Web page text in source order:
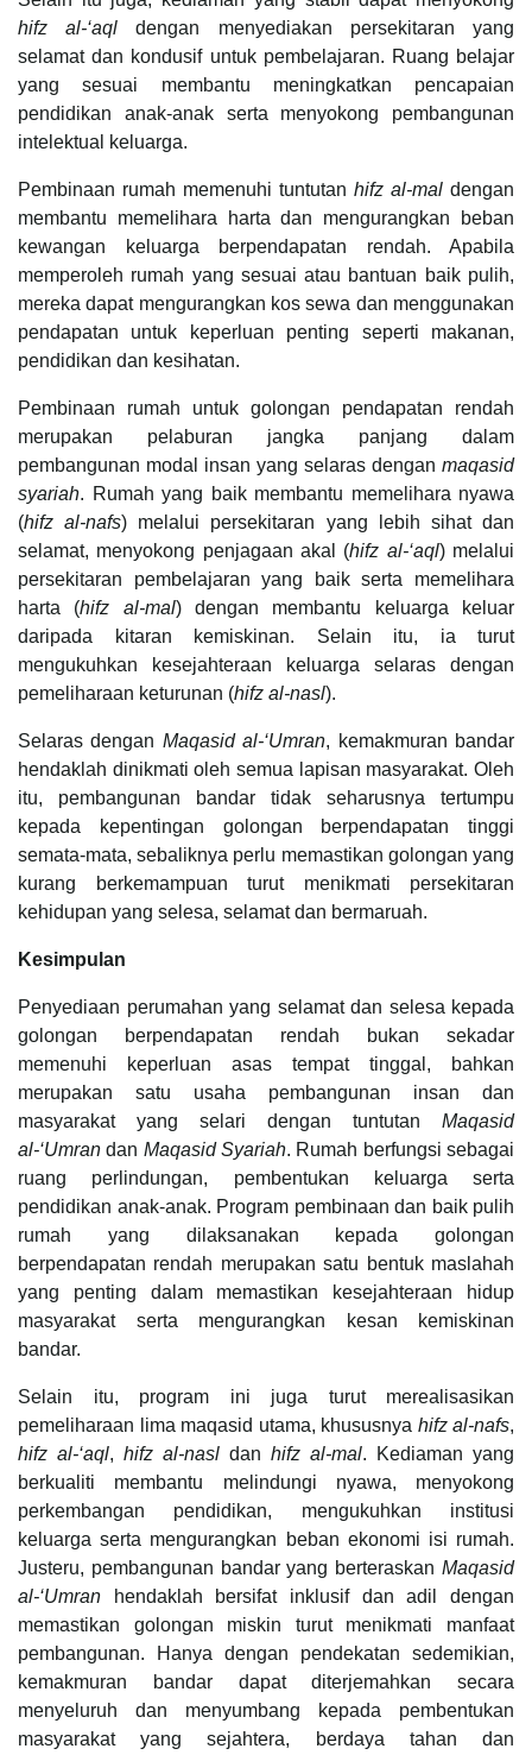
hifz al-‘aql dengan menyediakan persekitaran yang
selamat dan kondusif untuk pembelajaran. Ruang belajar
yang sesuai membantu meningkatkan pencapaian
pendidikan anak-anak serta menyokong pembangunan
intelektual keluarga.
Pembinaan rumah memenuhi tuntutan hifz al-mal dengan
membantu memelihara harta dan mengurangkan beban
kewangan keluarga berpendapatan rendah. Apabila
memperoleh rumah yang sesuai atau bantuan baik pulih,
mereka dapat mengurangkan kos sewa dan menggunakan
pendapatan untuk keperluan penting seperti makanan,
pendidikan dan kesihatan.
Pembinaan rumah untuk golongan pendapatan rendah
merupakan pelaburan jangka panjang dalam
pembangunan modal insan yang selaras dengan maqasid
syariah. Rumah yang baik membantu memelihara nyawa
(hifz al-nafs) melalui persekitaran yang lebih sihat dan
selamat, menyokong penjagaan akal (hifz al-‘aql) melalui
persekitaran pembelajaran yang baik serta memelihara
harta (hifz al-mal) dengan membantu keluarga keluar
daripada kitaran kemiskinan. Selain itu, ia turut
mengukuhkan kesejahteraan keluarga selaras dengan
pemeliharaan keturunan (hifz al-nasl).
Selaras dengan Maqasid al-‘Umran, kemakmuran bandar
hendaklah dinikmati oleh semua lapisan masyarakat. Oleh
itu, pembangunan bandar tidak seharusnya tertumpu
kepada kepentingan golongan berpendapatan tinggi
semata-mata, sebaliknya perlu memastikan golongan yang
kurang berkemampuan turut menikmati persekitaran
kehidupan yang selesa, selamat dan bermaruah.
Kesimpulan
Penyediaan perumahan yang selamat dan selesa kepada
golongan berpendapatan rendah bukan sekadar
memenuhi keperluan asas tempat tinggal, bahkan
merupakan satu usaha pembangunan insan dan
masyarakat yang selari dengan tuntutan Maqasid
al-‘Umrandan Maqasid Syariah. Rumah berfungsi sebagai
ruang perlindungan, pembentukan keluarga serta
pendidikan anak-anak. Program pembinaan dan baik pulih
rumah yang dilaksanakan kepada golongan
berpendapatan rendah merupakan satu bentuk maslahah
yang penting dalam memastikan kesejahteraan hidup
masyarakat serta mengurangkan kesan kemiskinan
bandar.
Selain itu, program ini juga turut merealisasikan
pemeliharaan lima maqasid utama, khususnya hifz al-nafs,
hifz al-‘aql, hifz al-nasl dan hifz al-mal. Kediaman yang
berkualiti membantu melindungi nyawa, menyokong
perkembangan pendidikan, mengukuhkan institusi
keluarga serta mengurangkan beban ekonomi isi rumah.
Justeru, pembangunan bandar yang berteraskan Maqasid
al-‘Umran
hendaklah bersifat inklusif dan adil dengan
memastikan golongan miskin turut menikmati manfaat
pembangunan. Hanya dengan pendekatan sedemikian,
kemakmuran bandar dapat diterjemahkan secara
menyeluruh dan menyumbang kepada pembentukan
masyarakat yang sejahtera, berdaya tahan dan